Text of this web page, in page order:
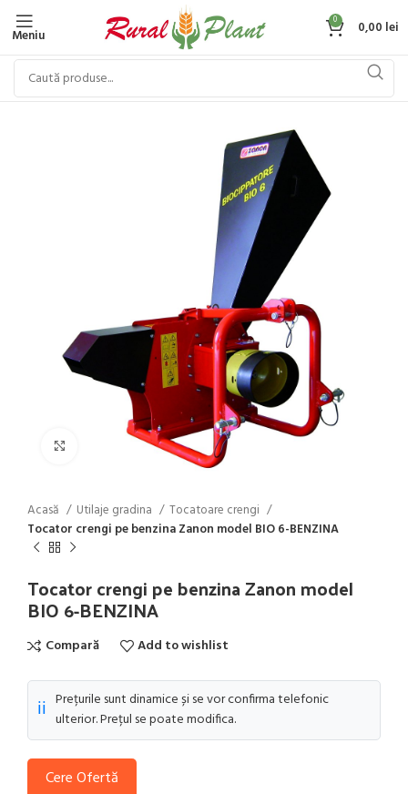
Meniu
0 0,00 lei
Click to enlarge
Acasă Utilaje gradina
Tocatoare crengi
Tocator crengi pe benzina Zanon model BIO 6-BENZINA
Tocator crengi pe benzina Zanon model
BIO 6-BENZINA
Compară Add to wishlist
ℹ️ Prețurile sunt dinamice și se vor confirma telefonic
ulterior. Prețul se poate modifica.
Cere Ofertă